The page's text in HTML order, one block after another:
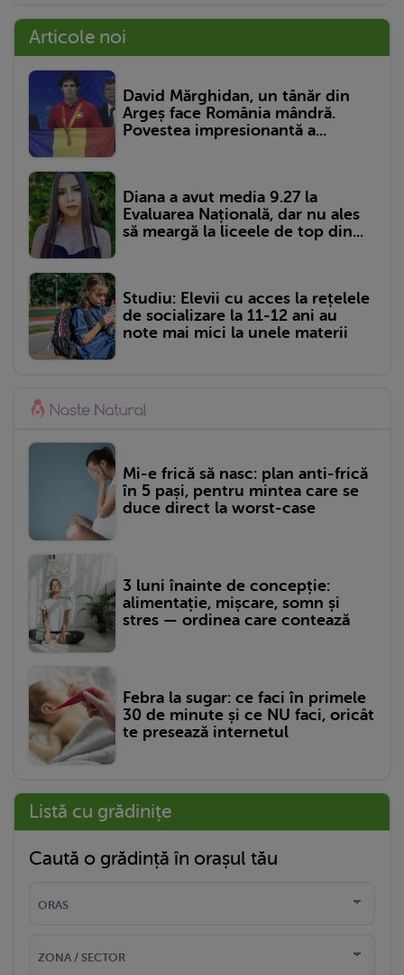
Articole noi
David Mărghidan, un tânăr din
Argeș face România mândră.
Povestea impresionantă a...
Diana a avut media 9.27 la
Evaluarea Națională, dar nu ales
să meargă la liceele de top din...
Studiu: Elevii cu acces la rețelele
de socializare la 11-12 ani au
note mai mici la unele materii
Mi-e frică să nasc: plan anti-frică
în 5 pași, pentru mintea care se
duce direct la worst-case
3 luni înainte de concepție:
alimentație, mișcare, somn și
stres — ordinea care contează
Febra la sugar: ce faci în primele
30 de minute și ce NU faci, oricât
te presează internetul
Listă cu grădinițe
Caută o grădință în orașul tău